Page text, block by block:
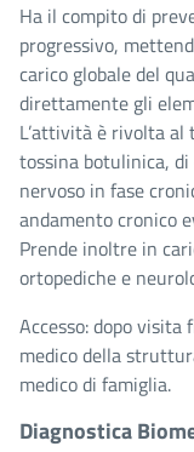
Ha il compito di
progressivo,
carico globale del
direttamente gli
L’attività è rivolta
tossina botulinica,
nervoso in fase
andamento cronico
Prende inoltre in
ortopediche e
Accesso: dopo
medico della
medico di famiglia.
Diagnostica